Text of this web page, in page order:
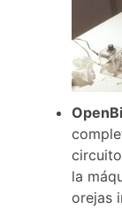
la
orejas